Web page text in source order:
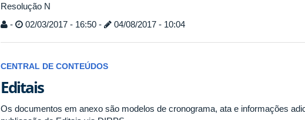
Resolução N
- 02/03/2017 - 16:50 - 04/08/2017 - 10:04
CENTRAL DE CONTEÚDOS
Editais
Os documentos em anexo são modelos de cronograma, ata e informações